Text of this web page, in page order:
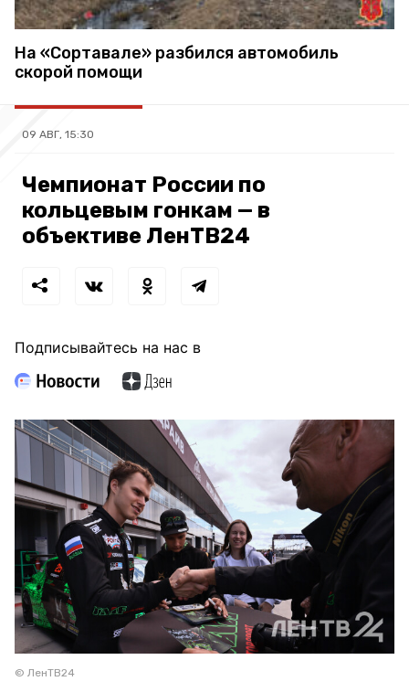
На «Сортавале» разбился автомобиль
скорой помощи
09 АВГ, 15:30
Чемпионат России по
кольцевым гонкам — в
объективе ЛенТВ24
Подписывайтесь на нас в
© ЛенТВ24